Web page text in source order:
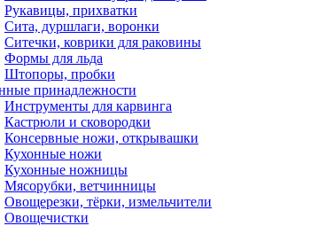
Рукавицы, прихватки
Сита, дуршлаги, воронки
Ситечки, коврики для раковины
Формы для льда
Штопоры, пробки
принадлежности
Инструменты для карвинга
Кастрюли и сковородки
Консервные ножи, открывашки
Кухонные ножи
Кухонные ножницы
Мясорубки, ветчинницы
Овощерезки, тёрки, измельчители
Овощечистки